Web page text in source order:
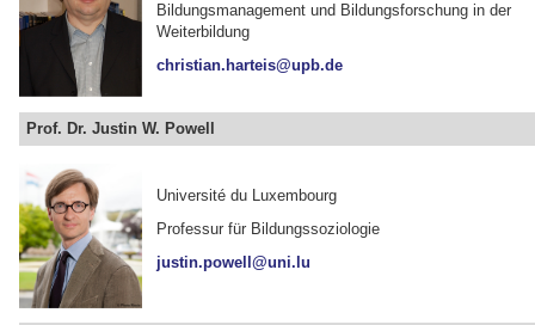
Bildungsmanagement und Bildungsforschung in der
Weiterbildung
christian.harteis@upb.de
Prof. Dr. Justin W. Powell
Université du Luxembourg
Professur für Bildungssoziologie
justin.powell@uni.lu